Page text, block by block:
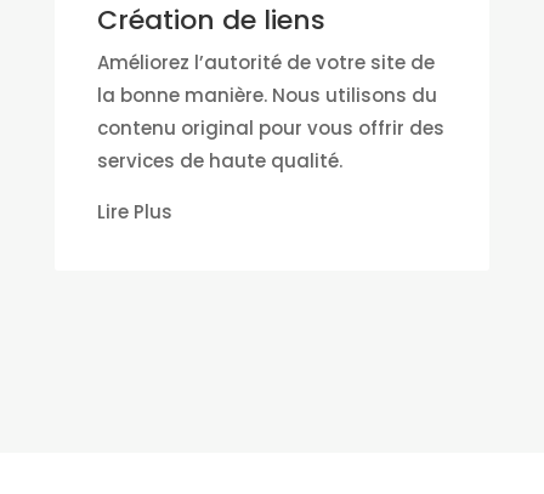
Création de liens
Améliorez l’autorité de votre site de
la bonne manière. Nous utilisons du
contenu original pour vous offrir des
services de haute qualité.
Lire Plus